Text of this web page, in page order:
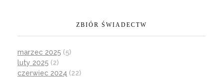
ZBIÓR ŚWIADECTW
marzec 2025 (5)
luty 2025 (2)
czerwiec 2024 (22)